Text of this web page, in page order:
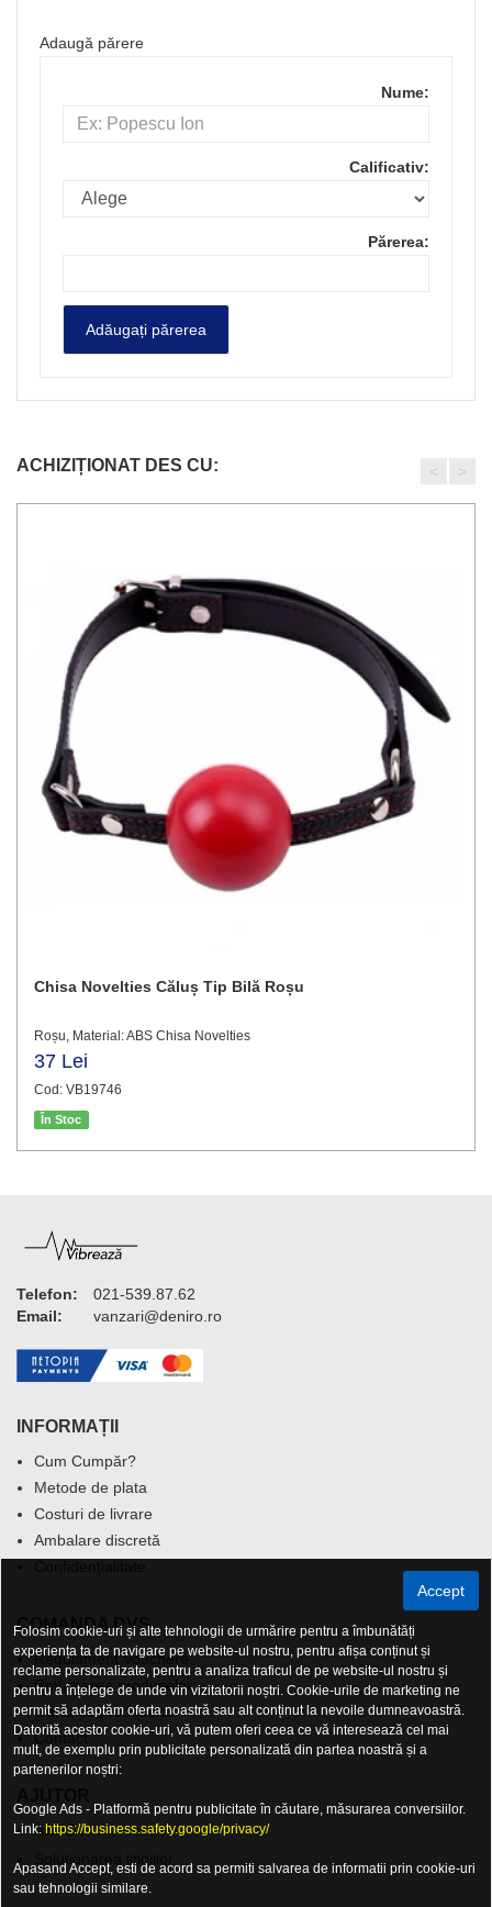
Adaugă părere
Nume:
Calificativ:
Părerea:
ACHIZIȚIONAT DES CU:
Chisa Novelties Căluș Tip Bilă Roșu
Roșu, Material: ABS Chisa Novelties
37 Lei
Cod: VB19746
În Stoc
< >
Telefon:
021-539.87.62
Email:
vanzari@deniro.ro
INFORMAȚII
Cum Cumpăr?
Metode de plata
Costuri de livrare
Ambalare discretă
COMANDA DVS.
Regulament Vouchere
Returnarea produselor
Garanția produselor
Contact
ANPC
Accept
Folosim cookie-uri și alte tehnologii de urmărire pentru a îmbunătăți
experiența ta de navigare pe website-ul nostru, pentru afișa conținut și
reclame personalizate, pentru a analiza traficul de pe website-ul nostru și
pentru a înțelege de unde vin vizitatorii noștri. Cookie-urile de marketing ne
permit să adaptăm oferta noastră sau alt conținut la nevoile dumneavoastră.
Datorită acestor cookie-uri, vă putem oferi ceea ce vă interesează cel mai
mult, de exemplu prin publicitate personalizată din partea noastră și a
partenerilor noștri:
Google Ads - Platformă pentru publicitate în căutare, măsurarea conversiilor.
Link: https://business.safety.google/privacy/
Apasand Accept, esti de acord sa permiti salvarea de informatii prin cookie-uri
sau tehnologii similare.